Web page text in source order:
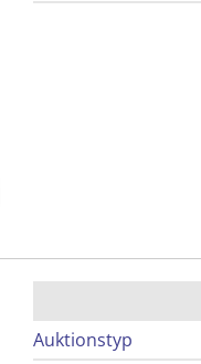
Auktionstyp